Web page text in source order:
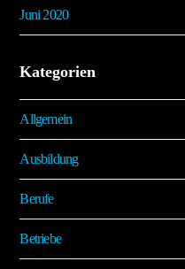
Juni 2020
Kategorien
Allgemein
Ausbildung
Berufe
Betriebe